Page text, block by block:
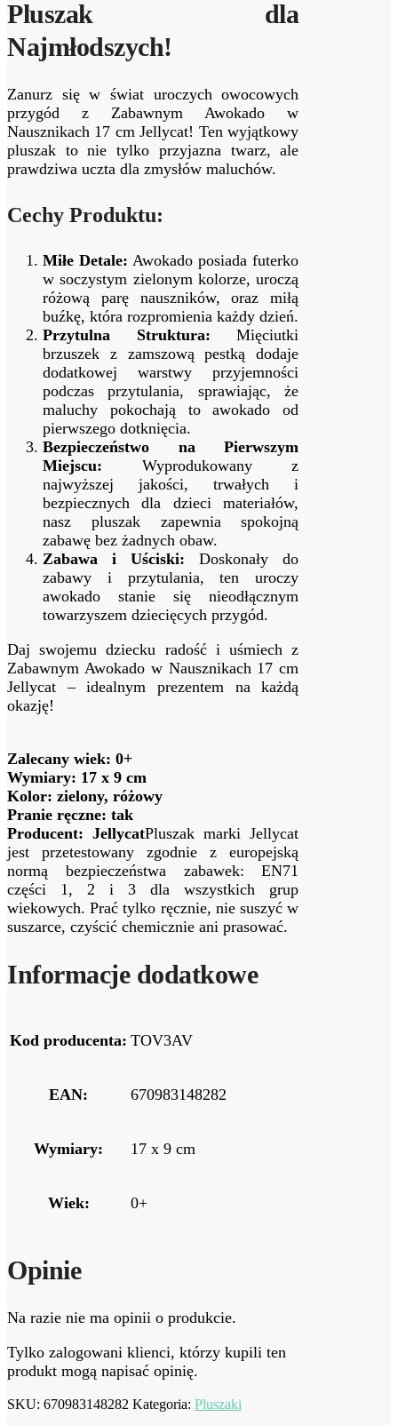
Pluszak dla
Najmłodszych!
Zanurz się w świat uroczych owocowych
przygód z Zabawnym Awokado w
Nausznikach 17 cm Jellycat! Ten wyjątkowy
pluszak to nie tylko przyjazna twarz, ale
prawdziwa uczta dla zmysłów maluchów.
Cechy Produktu:
Miłe Detale: Awokado posiada futerko
w soczystym zielonym kolorze, uroczą
różową parę nauszników, oraz miłą
buźkę, która rozpromienia każdy dzień.
Przytulna Struktura: Mięciutki
brzuszek z zamszową pestką dodaje
dodatkowej warstwy przyjemności
podczas przytulania, sprawiając, że
maluchy pokochają to awokado od
pierwszego dotknięcia.
Bezpieczeństwo na Pierwszym
Miejscu: Wyprodukowany z
najwyższej jakości, trwałych i
bezpiecznych dla dzieci materiałów,
nasz pluszak zapewnia spokojną
zabawę bez żadnych obaw.
Zabawa i Uściski: Doskonały do
zabawy i przytulania, ten uroczy
awokado stanie się nieodłącznym
towarzyszem dziecięcych przygód.
Daj swojemu dziecku radość i uśmiech z
Zabawnym Awokado w Nausznikach 17 cm
Jellycat – idealnym prezentem na każdą
okazję!
Zalecany wiek: 0+
Wymiary: 17 x 9 cm
Kolor: zielony, różowy
Pranie ręczne: tak
Producent: JellycatPluszak marki Jellycat
jest przetestowany zgodnie z europejską
normą bezpieczeństwa zabawek: EN71
części 1, 2 i 3 dla wszystkich grup
wiekowych. Prać tylko ręcznie, nie suszyć w
suszarce, czyścić chemicznie ani prasować.
Informacje dodatkowe
Kod producenta: TOV3AV
EAN: 670983148282
Wymiary: 17 x 9 cm
Wiek: 0+
Opinie
Na razie nie ma opinii o produkcie.
Tylko zalogowani klienci, którzy kupili ten
produkt mogą napisać opinię.
SKU: 670983148282 Kategoria: Pluszaki